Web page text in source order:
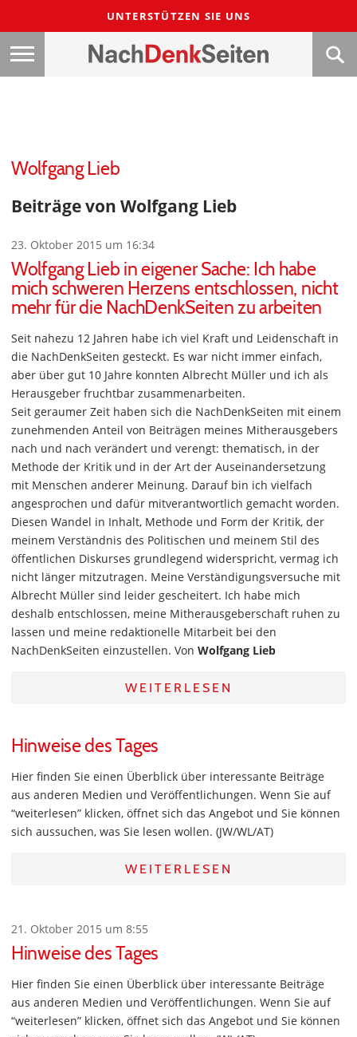
UNTERSTÜTZEN SIE UNS
Wolfgang Lieb
Beiträge von Wolfgang Lieb
23. Oktober 2015 um 16:34
Wolfgang Lieb in eigener Sache: Ich habe
mich schweren Herzens entschlossen, nicht
mehr für die NachDenkSeiten zu arbeiten
Seit nahezu 12 Jahren habe ich viel Kraft und Leidenschaft in
die NachDenkSeiten gesteckt. Es war nicht immer einfach,
aber über gut 10 Jahre konnten Albrecht Müller und ich als
Herausgeber fruchtbar zusammenarbeiten.
Seit geraumer Zeit haben sich die NachDenkSeiten mit einem
zunehmenden Anteil von Beiträgen meines Mitherausgebers
nach und nach verändert und verengt: thematisch, in der
Methode der Kritik und in der Art der Auseinandersetzung
mit Menschen anderer Meinung. Darauf bin ich vielfach
angesprochen und dafür mitverantwortlich gemacht worden.
Diesen Wandel in Inhalt, Methode und Form der Kritik, der
meinem Verständnis des Politischen und meinem Stil des
öffentlichen Diskurses grundlegend widerspricht, vermag ich
nicht länger mitzutragen. Meine Verständigungsversuche mit
Albrecht Müller sind leider gescheitert. Ich habe mich
deshalb entschlossen, meine Mitherausgeberschaft ruhen zu
lassen und meine redaktionelle Mitarbeit bei den
NachDenkSeiten einzustellen. Von Wolfgang Lieb
WEITERLESEN
Hinweise des Tages
Hier finden Sie einen Überblick über interessante Beiträge
aus anderen Medien und Veröffentlichungen. Wenn Sie auf
“weiterlesen” klicken, öffnet sich das Angebot und Sie können
sich aussuchen, was Sie lesen wollen. (JW/WL/AT)
WEITERLESEN
21. Oktober 2015 um 8:55
Hinweise des Tages
Hier finden Sie einen Überblick über interessante Beiträge
aus anderen Medien und Veröffentlichungen. Wenn Sie auf
“weiterlesen” klicken, öffnet sich das Angebot und Sie können